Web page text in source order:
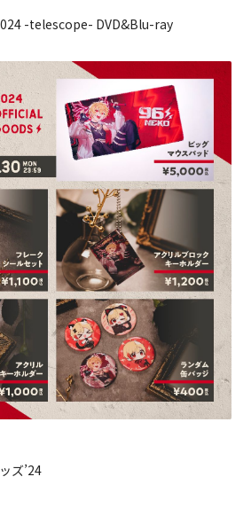
-telescope- DVD&Blu-ray
ズ’24